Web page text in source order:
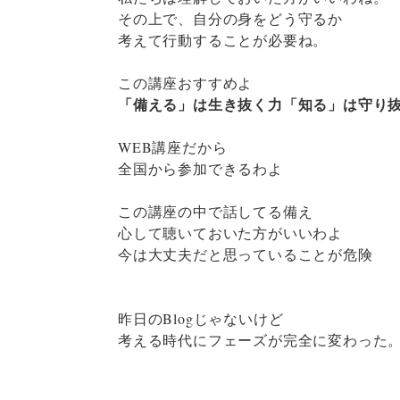
その上で、自分の身をどう守るか
考えて行動することが必要ね。
この講座おすすめよ
「備える」は生き抜く力「知る」は守り
WEB講座だから
全国から参加できるわよ
この講座の中で話してる備え
心して聴いておいた方がいいわよ
今は大丈夫だと思っていることが危険
昨日のBlogじゃないけど
考える時代にフェーズが完全に変わった。